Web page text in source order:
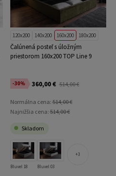
120x200 140x200 160x200 180x200
Čalúnená posteľ s úložným
priestorom 160x200 TOP Line 9
-30% 360,00 € 514,00 €
Normálna cena:514,00 €
Najnižšia cena:514,00 €
Skladom
Bluvel 18 Bluvel 03
3